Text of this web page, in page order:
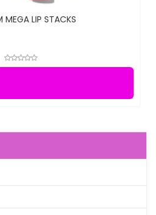
MEGA LIP STACKS